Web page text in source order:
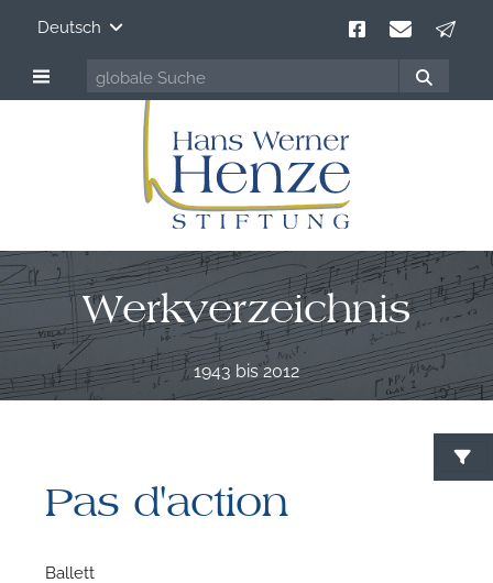
Deutsch
Werkverzeichnis
1943 bis 2012
Pas d'action
Ballett